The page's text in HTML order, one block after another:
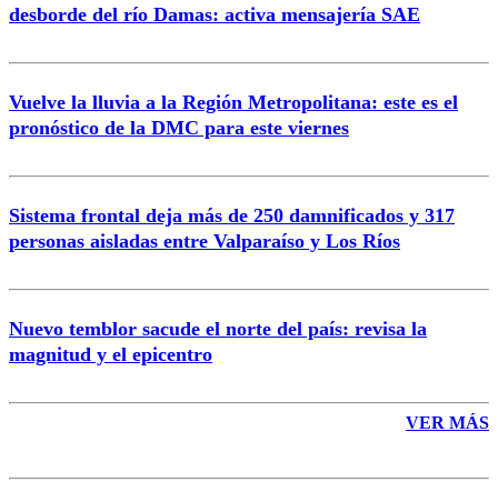
Enviar comentario
desborde del río Damas: activa mensajería SAE
Vuelve la lluvia a la Región Metropolitana: este es el
pronóstico de la DMC para este viernes
Sistema frontal deja más de 250 damnificados y 317
personas aisladas entre Valparaíso y Los Ríos
Nuevo temblor sacude el norte del país: revisa la
magnitud y el epicentro
VER MÁS